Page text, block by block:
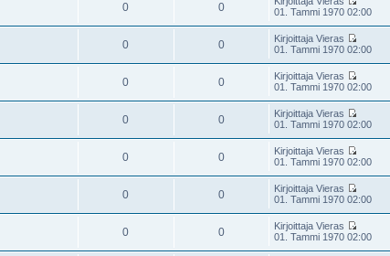
0 0
01. Tammi 1970 02:00
0 0
Kirjoittaja Vieras
01. Tammi 1970 02:00
0 0
Kirjoittaja Vieras
01. Tammi 1970 02:00
0 0
Kirjoittaja Vieras
01. Tammi 1970 02:00
0 0
Kirjoittaja Vieras
01. Tammi 1970 02:00
0 0
Kirjoittaja Vieras
01. Tammi 1970 02:00
0 0
Kirjoittaja Vieras
01. Tammi 1970 02:00